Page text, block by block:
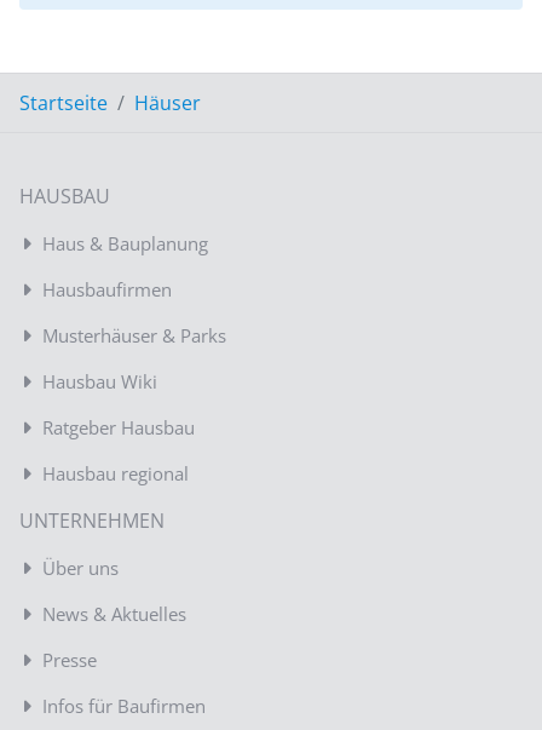
Startseite Häuser
HAUSBAU
Haus & Bauplanung
Hausbaufirmen
Musterhäuser & Parks
Hausbau Wiki
Ratgeber Hausbau
Hausbau regional
UNTERNEHMEN
Über uns
News & Aktuelles
Presse
Infos für Baufirmen